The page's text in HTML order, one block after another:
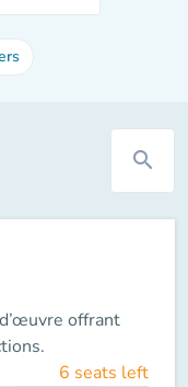
search
offrant
6 seats left